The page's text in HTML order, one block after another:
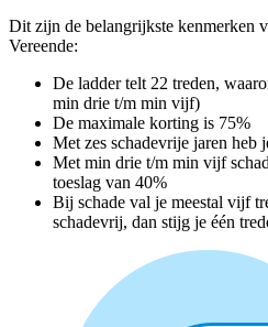
Dit zijn de belangrijkste kenmerken
Vereende:
De ladder telt 22 treden,
min drie t/m min vijf)
De maximale korting is 75%
Met zes schadevrije jaren heb
Met min drie t/m min vijf
toeslag van 40%
Bij schade val je meestal vijf
schadevrij, dan stijg je één